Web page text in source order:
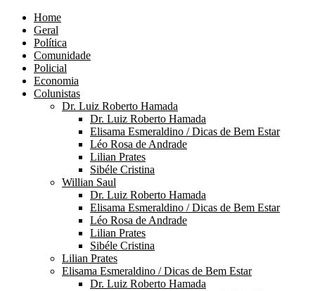
Home
Geral
Política
Comunidade
Policial
Economia
Colunistas
Dr. Luiz Roberto Hamada
Dr. Luiz Roberto Hamada
Elisama Esmeraldino / Dicas de Bem Estar
Léo Rosa de Andrade
Lilian Prates
Sibéle Cristina
Willian Saul
Dr. Luiz Roberto Hamada
Elisama Esmeraldino / Dicas de Bem Estar
Léo Rosa de Andrade
Lilian Prates
Sibéle Cristina
Lilian Prates
Elisama Esmeraldino / Dicas de Bem Estar
Dr. Luiz Roberto Hamada